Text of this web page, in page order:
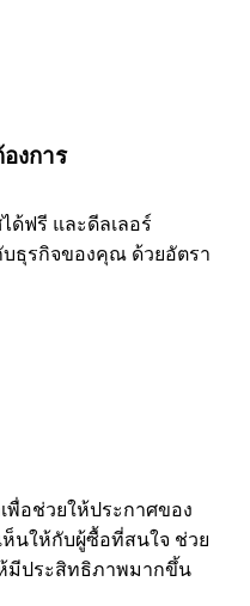
งการ
ด้ฟรี และดีลเลอร์
บธุรกิจของคุณ ด้วยอัตรา
อช่วยให้ประกาศของ
นให้กับผู้ซื้อที่สนใจ ช่วย
มีประสิทธิภาพมากขึ้น